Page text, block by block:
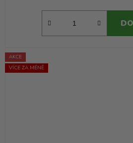
AKCE
VÍCE ZA MÉNĚ